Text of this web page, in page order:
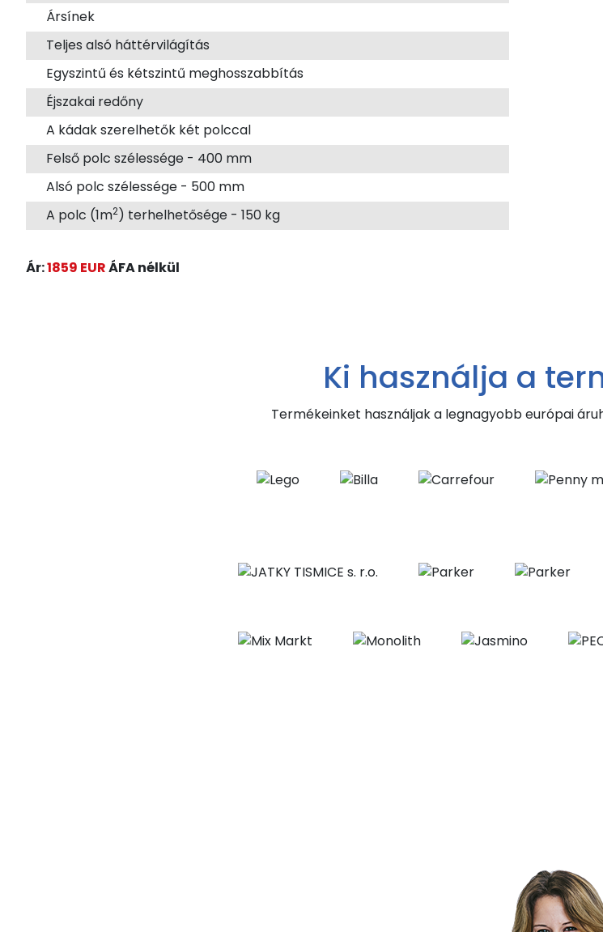
Ársínek
Teljes alsó háttérvilágítás
Egyszintű és kétszintű meghosszabbítás
Éjszakai redőny
A kádak szerelhetők két polccal
Felső polc szélessége - 400 mm
Alsó polc szélessége - 500 mm
A polc (1m2) terhelhetősége - 150 kg
Ár:1859 EURÁFA nélkül
Ki használja a
Termékeinket használjak a legnagyobb európai